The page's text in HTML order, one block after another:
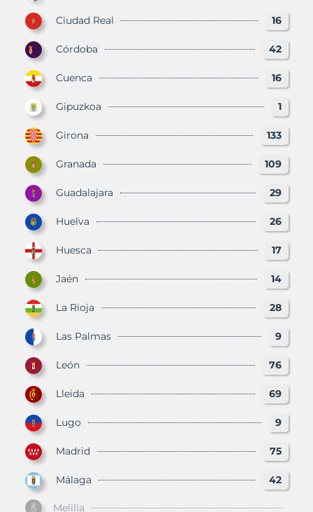
Ciudad Real 16
Córdoba 42
Cuenca 16
Gipuzkoa 1
Girona 133
Granada 109
Guadalajara 29
Huelva 26
Huesca 17
Jaén 14
La Rioja 28
Las Palmas 9
León 76
Lleida 69
Lugo 9
Madrid 75
Málaga 42
Melilla